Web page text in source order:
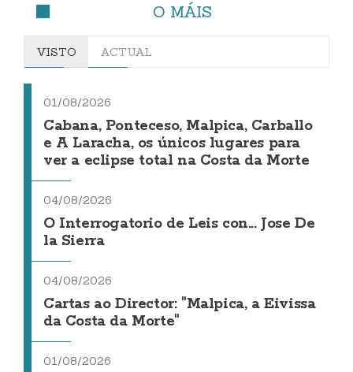
O MÁIS
VISTO ACTUAL
01/08/2026
Cabana, Ponteceso, Malpica, Carballo
e A Laracha, os únicos lugares para
ver a eclipse total na Costa da Morte
04/08/2026
O Interrogatorio de Leis con... Jose De
la Sierra
04/08/2026
Cartas ao Director: "Malpica, a Eivissa
da Costa da Morte"
01/08/2026